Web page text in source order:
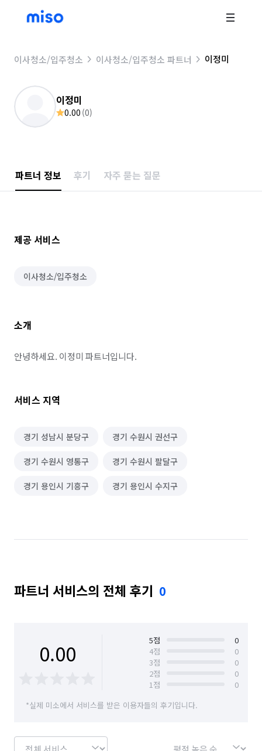
이사청소/입주청소 이사청소/입주청소 파트너 이정미
이정미
0.00 (0)
파트너 정보 후기 자주 묻는 질문
제공 서비스
이사청소/입주청소
소개
안녕하세요. 이정미 파트너입니다.
서비스 지역
경기 성남시 분당구 경기 수원시 권선구
경기 수원시 영통구 경기 수원시 팔달구
경기 용인시 기흥구 경기 용인시 수지구
파트너 서비스의 전체 후기 0
0.00 5점
0
4점
0
3점
0
2점
0
1점
0
*실제 미소에서 서비스를 받은 이용자들의 후기입니다.